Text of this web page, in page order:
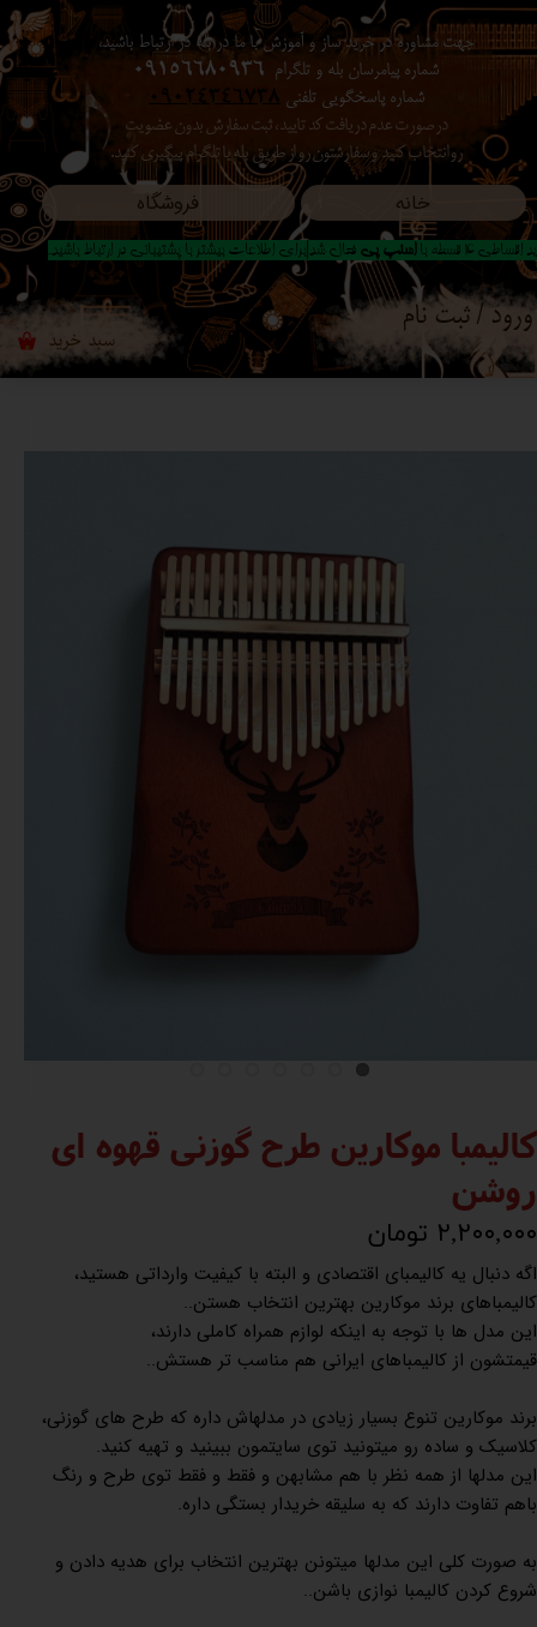
خانه فروشگاه
جهت مشاوره در خرید ساز و آموزش با ما در بله در ارتباط باشید،
شماره پیامرسان بله و تلگرام 09156680936
شماره پاسخگویی تلفنی 09024346738
در صورت عدم دریافت کد تایید ، ثبت سفارش بدون عضویت
رو انتخاب کنید ​​​​​​​ و سفارشتون رو از طریق بله یا تلگرام پیگیری کنید.
۰ سبد خرید
ورود / ثبت نام
حساب کاربری من
تغییر گذر واژه
سفارشات
خروج از حساب کاربری
اقساطی 4 قسطه با اسنپ پی فعال شد|برای اطلاعات بیشتر با پشتیبانی در ارتباط باشید..
کالیمبا موکارین طرح گوزنی قهوه ای
روشن
۲,۲۰۰,۰۰۰ تومان
اگه دنبال یه کالیمبای اقتصادی و البته با کیفیت وارداتی هستید،
کالیمباهای برند موکارین بهترین انتخاب هستن..
این مدل ها با توجه به اینکه لوازم همراه کاملی دارند،
قیمتشون از کالیمباهای ایرانی هم مناسب تر هستش..
برند موکارین تنوع بسیار زیادی در مدلهاش داره که طرح های گوزنی،
کلاسیک و ساده رو میتونید توی سایتمون ببینید و تهیه کنید.
این مدلها از همه نظر با هم مشابهن و فقط و فقط توی طرح و رنگ
باهم تفاوت دارند که به سلیقه خریدار بستگی داره.
به صورت کلی این مدلها میتونن بهترین انتخاب برای هدیه دادن و
شروع کردن کالیمبا نوازی باشن..